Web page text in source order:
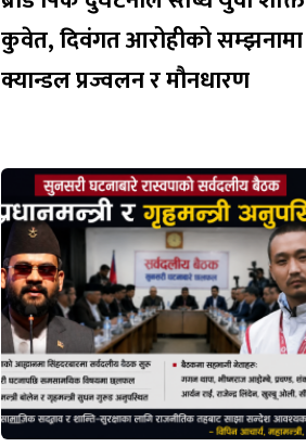
कुवेत, दिवंगत आरोहीको सम्झनामा
क्यान्डल प्रज्वलन र मौनधारण